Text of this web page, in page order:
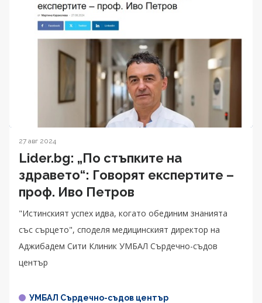
27 авг 2024
Lider.bg: „По стъпките на
здравето“: Говорят експертите –
проф. Иво Петров
"Истинският успех идва, когато обединим знанията
със сърцето", споделя медицинският директор на
Аджибадем Сити Клиник УМБАЛ Сърдечно-съдов
център
УМБАЛ Сърдечно-съдов център